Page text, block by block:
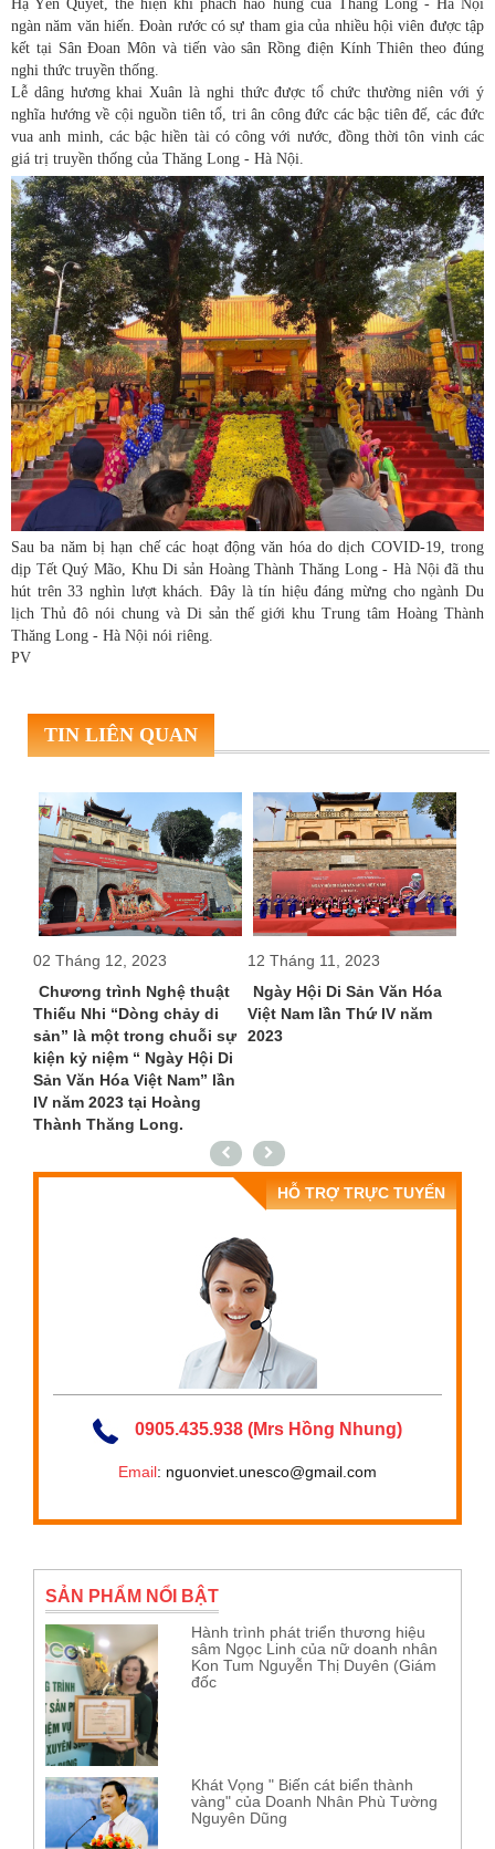
Hạ Yên Quyết, thể hiện khí phách hào hùng của Thăng Long - Hà Nội
ngàn năm văn hiến. Đoàn rước có sự tham gia của nhiều hội viên được tập
kết tại Sân Đoan Môn và tiến vào sân Rồng điện Kính Thiên theo đúng
nghi thức truyền thống.
Lễ dâng hương khai Xuân là nghi thức được tổ chức thường niên với ý
nghĩa hướng về cội nguồn tiên tổ, tri ân công đức các bậc tiên đế, các đức
vua anh minh, các bậc hiền tài có công với nước, đồng thời tôn vinh các
giá trị truyền thống của Thăng Long - Hà Nội.
Sau ba năm bị hạn chế các hoạt động văn hóa do dịch COVID-19, trong
dịp Tết Quý Mão, Khu Di sản Hoàng Thành Thăng Long - Hà Nội đã thu
hút trên 33 nghìn lượt khách. Đây là tín hiệu đáng mừng cho ngành Du
lịch Thủ đô nói chung và Di sản thế giới khu Trung tâm Hoàng Thành
Thăng Long - Hà Nội nói riêng.
PV
TIN LIÊN QUAN
02 Tháng 12, 2023
Chương trình Nghệ thuật
Thiếu Nhi “Dòng chảy di
sản” là một trong chuỗi sự
kiện kỷ niệm “ Ngày Hội Di
Sản Văn Hóa Việt Nam” lần
IV năm 2023 tại Hoàng
Thành Thăng Long.
12 Tháng 11, 2023
Ngày Hội Di Sản Văn Hóa
Việt Nam lần Thứ IV năm
2023
HỖ TRỢ TRỰC TUYẾN
0905.435.938 (Mrs Hồng Nhung)
Email: nguonviet.unesco@gmail.com
SẢN PHẨM NỔI BẬT
Hành trình phát triển thương hiệu
sâm Ngọc Linh của nữ doanh nhân
Kon Tum Nguyễn Thị Duyên (Giám
đốc
Khát Vọng " Biến cát biển thành
vàng" của Doanh Nhân Phù Tường
Nguyên Dũng